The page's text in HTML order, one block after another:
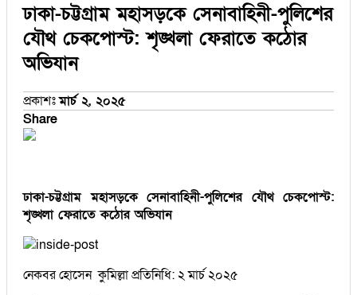
ঢাকা-চট্টগ্রাম মহাসড়কে সেনাবাহিনী-পুলিশের
যৌথ চেকপোস্ট: শৃঙ্খলা ফেরাতে কঠোর
অভিযান
প্রকাশঃমার্চ ২, ২০২৫
Share
ঢাকা-চট্টগ্রাম মহাসড়কে সেনাবাহিনী-পুলিশের যৌথ চেকপোস্ট:
শৃঙ্খলা ফেরাতে কঠোর অভিযান
নেকবর হোসেন কুমিল্লা প্রতিনিধি: ২ মার্চ ২০২৫